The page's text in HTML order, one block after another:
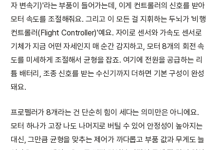
자 변속기)'라는 부품이 들어가는데, 이게 컨트롤러의 신호를 받아
모터 속도를 조절해줘요. 그리고 이 모든 걸 지휘하는 두뇌가 '비행
컨트롤러(Flight Controller)'예요. 자이로 센서와 가속도 센서로
기체가 지금 어떤 자세인지 매 순간 감지하고, 모터 8개의 회전 속
도를 미세하게 조절해서 균형을 잡죠. 여기에 전원을 공급하는 리
튬 배터리, 조종 신호를 받는 수신기까지 더하면 기본 구성이 완성
돼요.
프로펠러가 8개라는 건 단순히 힘이 세다는 의미만은 아니에요.
모터 하나가 고장 나도 나머지로 버틸 수 있어 안정성이 높아지는
대신, 그만큼 균형을 맞추는 제어가 까다롭고 부품 값과 무게도 늘